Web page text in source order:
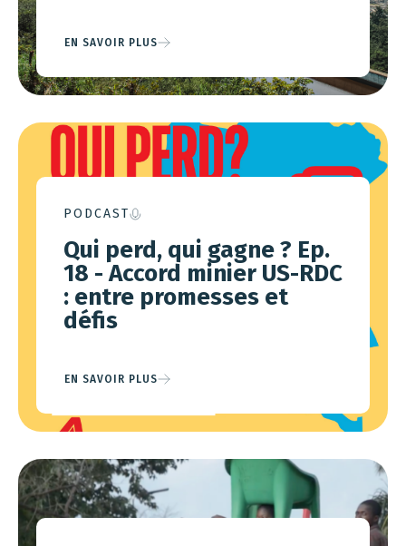
EN SAVOIR PLUS
PODCAST
Qui perd, qui gagne ? Ep.
18 - Accord minier US-RDC
: entre promesses et
défis
EN SAVOIR PLUS